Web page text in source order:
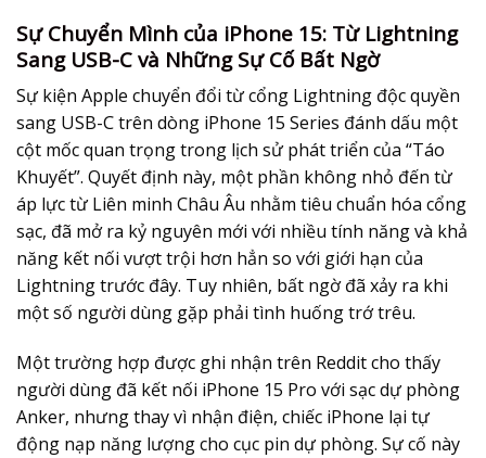
Sự Chuyển Mình của iPhone 15: Từ Lightning
Sang USB-C và Những Sự Cố Bất Ngờ
Sự kiện Apple chuyển đổi từ cổng Lightning độc quyền
sang USB-C trên dòng iPhone 15 Series đánh dấu một
cột mốc quan trọng trong lịch sử phát triển của “Táo
Khuyết”. Quyết định này, một phần không nhỏ đến từ
áp lực từ Liên minh Châu Âu nhằm tiêu chuẩn hóa cổng
sạc, đã mở ra kỷ nguyên mới với nhiều tính năng và khả
năng kết nối vượt trội hơn hẳn so với giới hạn của
Lightning trước đây. Tuy nhiên, bất ngờ đã xảy ra khi
một số người dùng gặp phải tình huống trớ trêu.
Một trường hợp được ghi nhận trên Reddit cho thấy
người dùng đã kết nối iPhone 15 Pro với sạc dự phòng
Anker, nhưng thay vì nhận điện, chiếc iPhone lại tự
động nạp năng lượng cho cục pin dự phòng. Sự cố này